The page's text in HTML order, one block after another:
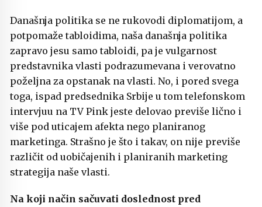
Današnja politika se ne rukovodi diplomatijom, a
potpomaže tabloidima, naša današnja politika
zapravo jesu samo tabloidi, pa je vulgarnost
predstavnika vlasti podrazumevana i verovatno
poželjna za opstanak na vlasti. No, i pored svega
toga, ispad predsednika Srbije u tom telefonskom
intervjuu na TV Pink jeste delovao previše lično i
više pod uticajem afekta nego planiranog
marketinga. Strašno je što i takav, on nije previše
različit od uobičajenih i planiranih marketing
strategija naše vlasti.
Na koji način sačuvati doslednost pred